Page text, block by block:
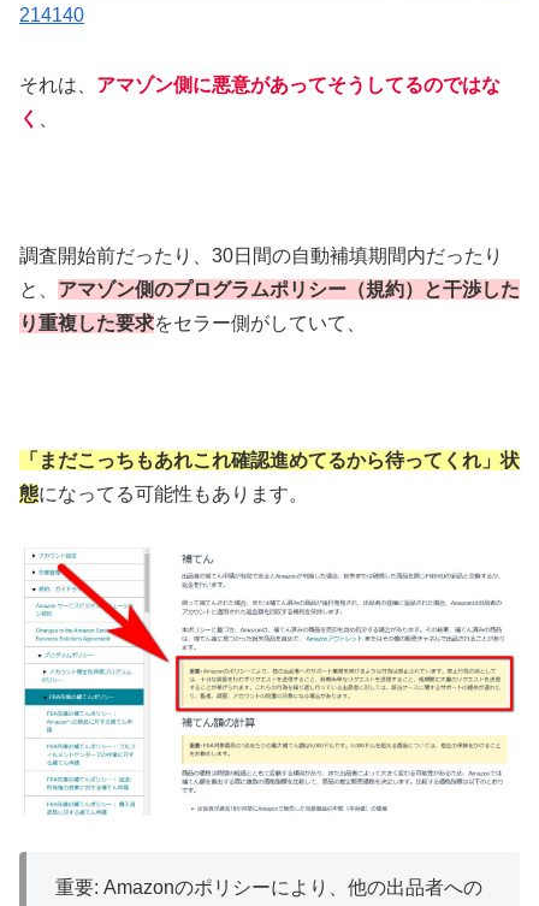
214140
それは、 アマゾン側に悪意があってそうしてるのではな
く
調査開始前だったり、30日間の自動補填期間内だったり
と、 アマゾン側のプログラムポリシー（規約）と干渉した
り重複した要求をセラー側がしていて、
「まだこっちもあれこれ確認進めてるから待ってくれ」状
態になってる可能性もあります。
重要: Amazonのポリシーにより、他の出品者への